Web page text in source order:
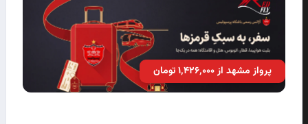
پرواز مشهد از ۱٬۴۲۶٬۰۰۰ تومان